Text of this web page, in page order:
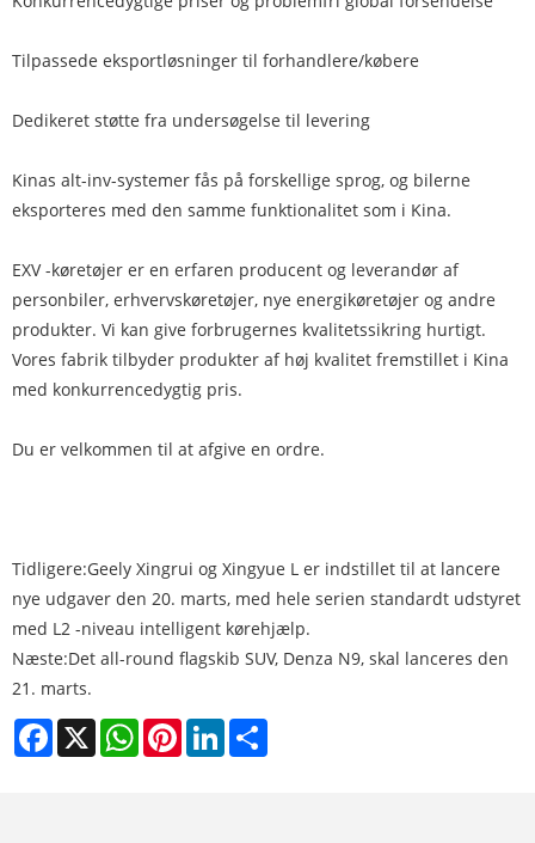
Tilpassede eksportløsninger til forhandlere/købere
Dedikeret støtte fra undersøgelse til levering
Kinas alt-inv-systemer fås på forskellige sprog, og bilerne
eksporteres med den samme funktionalitet som i Kina.
EXV -køretøjer er en erfaren producent og leverandør af
personbiler, erhvervskøretøjer, nye energikøretøjer og andre
produkter. Vi kan give forbrugernes kvalitetssikring hurtigt.
Vores fabrik tilbyder produkter af høj kvalitet fremstillet i Kina
med konkurrencedygtig pris.
Du er velkommen til at afgive en ordre.
Tidligere:Geely Xingrui og Xingyue L er indstillet til at lancere
nye udgaver den 20. marts, med hele serien standardt udstyret
med L2 -niveau intelligent kørehjælp.
Næste:Det all-round flagskib SUV, Denza N9, skal lanceres den
21. marts.
Facebook
X WhatsAppPinterestLinkedIn